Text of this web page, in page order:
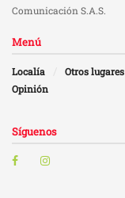
Comunicación S.A.S.
Menú
Localía Otros lugares
Opinión
Síguenos